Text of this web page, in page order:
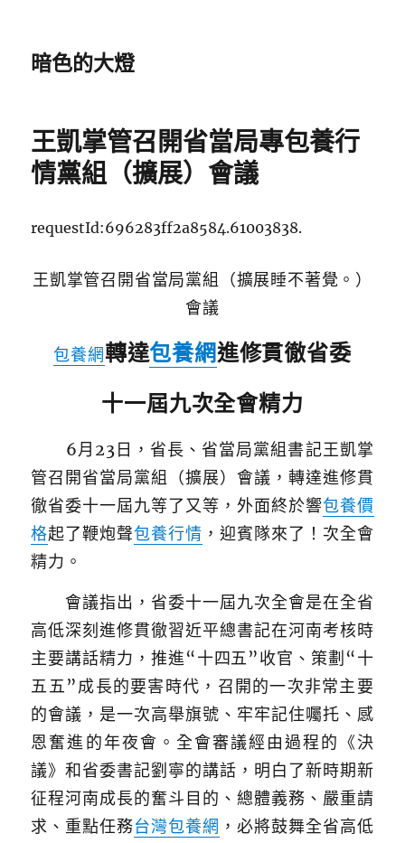
暗色的大燈
王凱掌管召開省當局專包養行
情黨組（擴展）會議
requestId:696283ff2a8584.61003838.
王凱掌管召開省當局黨組（擴展睡不著覺。）
會議
包養網轉達包養網進修貫徹省委
十一屆九次全會精力
6月23日，省長、省當局黨組書記王凱掌
管召開省當局黨組（擴展）會議，轉達進修貫
徹省委十一屆九等了又等，外面終於響包養價
格起了鞭炮聲包養行情 ，迎賓隊來了！次全會
精力。
會議指出，省委十一屆九次全會是在全省
高低深刻進修貫徹習近平總書記在河南考核時
主要講話精力，推進“十四五”收官、策劃“十
五五”成長的要害時代，召開的一次非常主要
的會議，是一次高舉旗號、牢牢記住囑托、感
恩奮進的年夜會。全會審議經由過程的《決
議》和省委書記劉寧的講話，明白了新時期新
征程河南成長的奮斗目的、總體義務、嚴重請
求、重點任務台灣包養網 ，必將鼓舞全省高低